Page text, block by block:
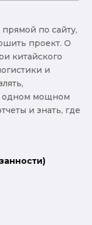
по сайту,
проект. О
китайского
и
одном мощном
и знать, где